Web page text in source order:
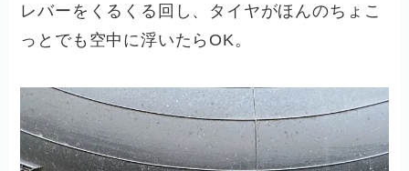
レバーをくるくる回し、タイヤがほんのちょこ
っとでも空中に浮いたらOK。